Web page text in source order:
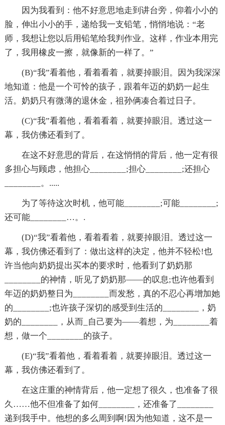
因为我看到：他不好意思地走到讲台旁，仰着小小的
脸，伸出小小的手，递给我一支铅笔，悄悄地说：“老
师，我想让您以后用铅笔给我判作业。这样，作业本用完
了，我用橡皮一擦，就像新的一样了。”
(B)“我”看着他，看着看着，就要掉眼泪。因为我深深
地知道：他是一个可怜的孩子，跟着年迈的奶奶一起生
活。奶奶只有微薄的退休金，祖孙俩凑合着过日子。
(C)“我”看着他，看着看着，就要掉眼泪。透过这一
幕，我仿佛还看到了。
在这不好意思的背后，在这悄悄的背后，他一定有很
多担心与顾虑，他担心________;担心________;还担心
________。.....
为了等待这次时机，他可能________;可能________;
还可能________…。.
(D)“我”看着他，看着看着，就要掉眼泪。透过这一
幕，我仿佛还看到了：做出这样的决定，他并不轻松!也
许当他向奶奶提出买本的要求时，他看到了奶奶那
________的神情，听见了奶奶那——的叹息;也许他看到
年迈的奶奶整日为________而发愁，真的不忍心再增加她
的________;也许孩子深切的感受到生活的________，奶
奶的________，从而_自己要为——着想，为________着
想，做一个________的孩子。
(E)“我”看着他，看着看着，就要掉眼泪。透过这一
幕，我仿佛还看到了。
在这庄重的神情背后，他一定想了很久，也准备了很
久……他不但准备了如何________，还准备了________
递到我手中。他想的多么周到啊!因为他知道，这不是一